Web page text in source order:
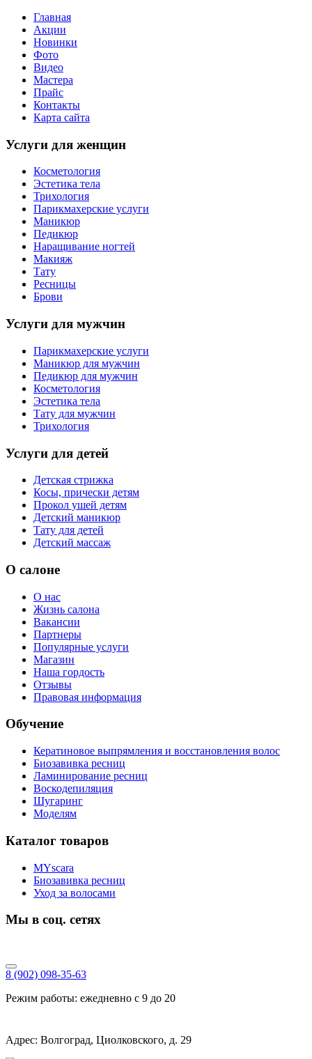
Главная
Акции
Новинки
Фото
Видео
Мастера
Прайс
Контакты
Карта сайта
Услуги для женщин
Косметология
Эстетика тела
Трихология
Парикмахерские услуги
Маникюр
Педикюр
Наращивание ногтей
Макияж
Тату
Ресницы
Брови
Услуги для мужчин
Парикмахерские услуги
Маникюр для мужчин
Педикюр для мужчин
Косметология
Эстетика тела
Тату для мужчин
Трихология
Услуги для детей
Детская стрижка
Косы, прически детям
Прокол ушей детям
Детский маникюр
Тату для детей
Детский массаж
О салоне
О нас
Жизнь салона
Вакансии
Партнеры
Популярные услуги
Магазин
Наша гордость
Отзывы
Правовая информация
Обучение
Кератиновое выпрямления и восстановления волос
Биозавивка ресниц
Ламинирование ресниц
Воскодепиляция
Шугаринг
Моделям
Каталог товаров
MYscara
Биозавивка ресниц
Уход за волосами
Мы в соц. сетях
8 (902) 098-35-63
Режим работы: ежедневно с 9 до 20
Адрес: Волгоград, Циолковского, д. 29